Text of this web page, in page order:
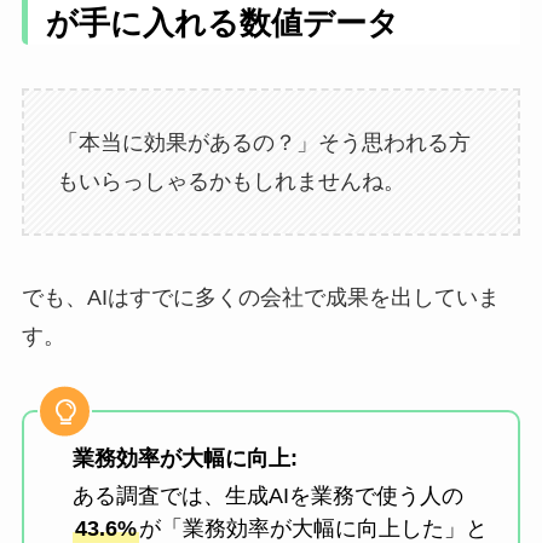
が手に入れる数値データ
「本当に効果があるの？」そう思われる方
もいらっしゃるかもしれませんね。
でも、AIはすでに多くの会社で成果を出していま
す。
業務効率が大幅に向上:
ある調査では、生成AIを業務で使う人の
43.6%が「業務効率が大幅に向上した」と